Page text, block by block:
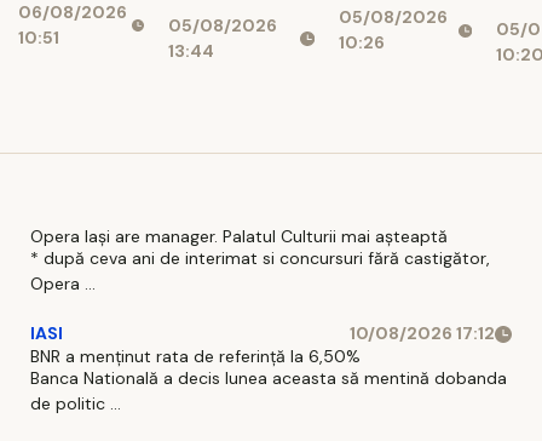
Midnight
Panic of
Margins
Dokie?
06/08/2026
10:51
programare?
05/08/2026
13:44
care o lași la
prima
05/08/2026
10:26
05/
Opera Iași are manager. Palatul Culturii mai așteaptă
* după ceva ani de interimat si concursuri fără castigător,
Opera ...
IASI
10/08/2026 17:12
BNR a menținut rata de referință la 6,50%
Banca Natională a decis lunea aceasta să mentină dobanda
de politic ...